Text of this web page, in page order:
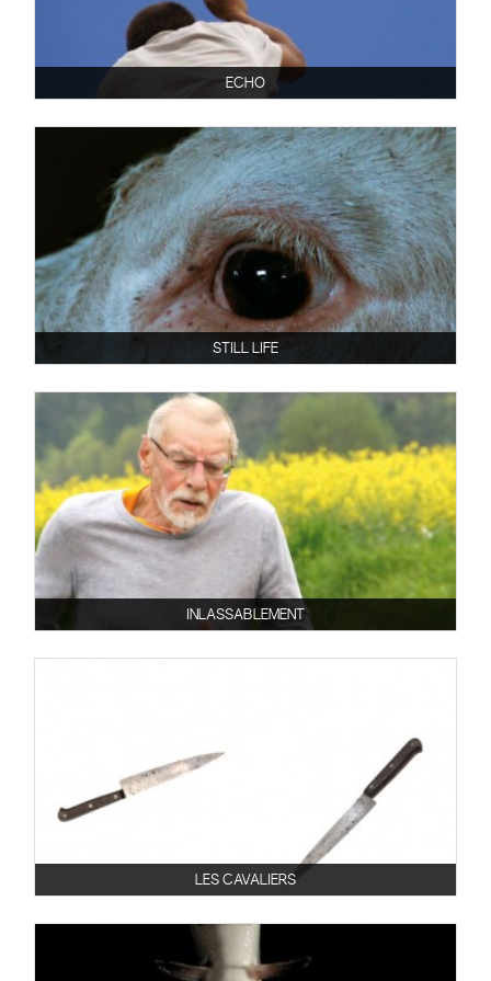
ECHO
STILL LIFE
INLASSABLEMENT
LES CAVALIERS